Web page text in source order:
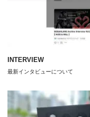
INTERVIEW
最新インタビューについて